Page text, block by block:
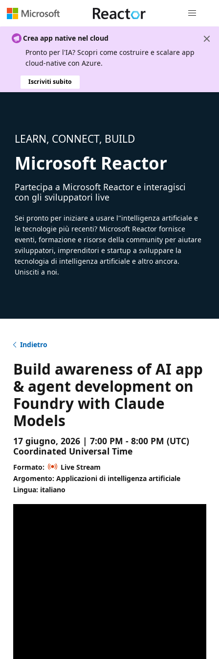
Crea app native nel cloud
Pronto per l'IA? Scopri come costruire e scalare app
cloud-native con Azure.
Iscriviti subito
LEARN, CONNECT, BUILD
Microsoft Reactor
Partecipa a Microsoft Reactor e interagisci
con gli sviluppatori live
Sei pronto per iniziare a usare l''intelligenza artificiale e
le tecnologie più recenti? Microsoft Reactor fornisce
eventi, formazione e risorse della community per aiutare
sviluppatori, imprenditori e startup a sviluppare la
tecnologia di intelligenza artificiale e altro ancora.
Unisciti a noi.
Indietro
Build awareness of AI app
& agent development on
Foundry with Claude
Models
17 giugno, 2026 | 7:00 PM - 8:00 PM (UTC)
Coordinated Universal Time
Formato:
Live Stream
Argomento: Applicazioni di intelligenza artificiale
Lingua: italiano